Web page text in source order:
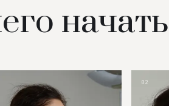
начать
02